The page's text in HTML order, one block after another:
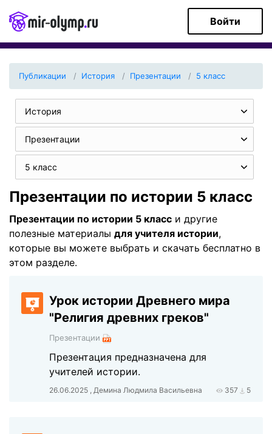
Войти
Публикации История Презентации 5 класс
История
Презентации
5 класс
Презентации по истории 5 класс
Презентации по истории 5 класс и другие
полезные материалы для учителя истории,
которые вы можете выбрать и скачать бесплатно в
этом разделе.
Урок истории Древнего мира
"Религия древних греков"
Презентации
Презентация предназначена для
учителей истории.
26.06.2025 , Демина Людмила Васильевна 357 5